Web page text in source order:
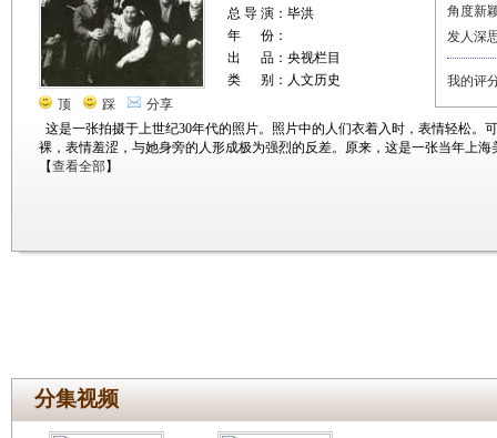
顶 踩 分享
总 导 演：毕洪
年 份：
出 品：央视栏目
类 别：人文历史
这是一张拍摄于上世纪30年代的照片。照片中的人们衣着入时，表情轻松。
裸，表情羞涩，与她身旁的人形成极为强烈的反差。原来，这是一张当年上
【查看全部】
角度新
发人深
我的评
分集视频